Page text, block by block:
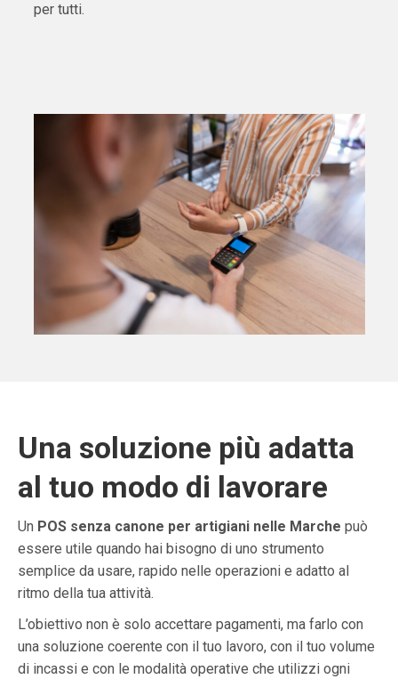
per tutti.
Una soluzione più adatta
al tuo modo di lavorare
Un POS senza canone per artigiani nelle Marche può
essere utile quando hai bisogno di uno strumento
semplice da usare, rapido nelle operazioni e adatto al
ritmo della tua attività.
L’obiettivo non è solo accettare pagamenti, ma farlo con
una soluzione coerente con il tuo lavoro, con il tuo volume
di incassi e con le modalità operative che utilizzi ogni